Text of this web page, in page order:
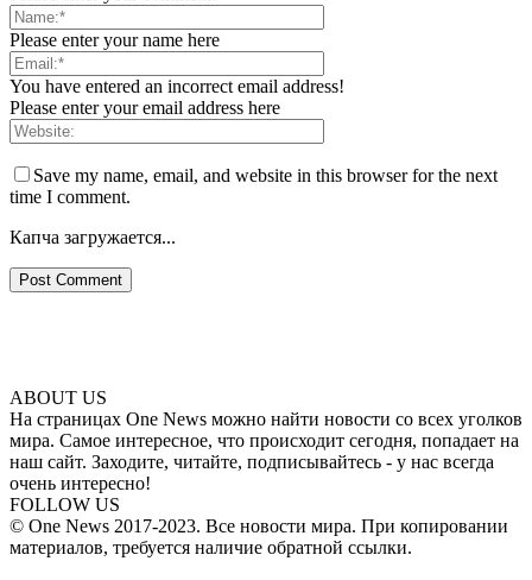
Please enter your name here
You have entered an incorrect email address!
Please enter your email address here
Save my name, email, and website in this browser for the next
time I comment.
Капча загружается...
ABOUT US
На страницах One News можно найти новости со всех уголков
мира. Самое интересное, что происходит сегодня, попадает на
наш сайт. Заходите, читайте, подписывайтесь - у нас всегда
очень интересно!
FOLLOW US
© One News 2017-2023. Все новости мира. При копировании
материалов, требуется наличие обратной ссылки.